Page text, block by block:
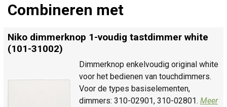
Combineren met
Niko dimmerknop 1-voudig tastdimmer white
(101-31002)
Dimmerknop enkelvoudig original white
voor het bedienen van touchdimmers.
Voor de types basiselementen,
dimmers: 310-02901, 310-02801. Meer